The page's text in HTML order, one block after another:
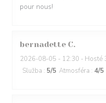
pour nous!
bernadette C
2026-08-05 - 12:30 - Hosté
Služba : 5/5 Atmosféra : 4/5